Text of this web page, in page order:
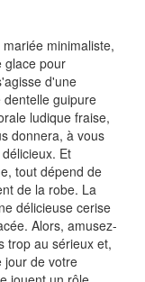
minimaliste,
glace pour
d'une
dentelle guipure
ludique fraise,
donnera, à vous
Et
tout dépend de
de la robe. La
délicieuse cerise
Alors, amusez-
trop au sérieux et,
jour de votre